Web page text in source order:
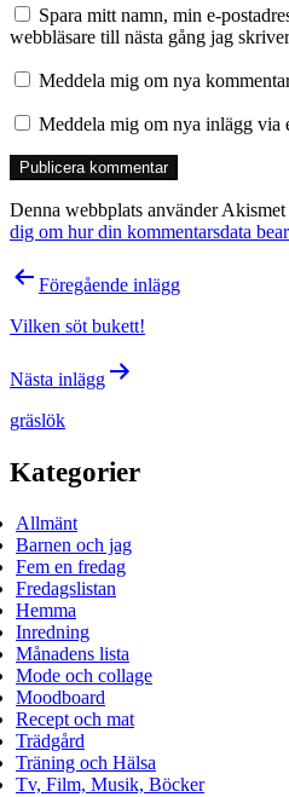
Spara mitt namn, min e-
webbläsare till nästa gång jag
Meddela mig om nya
Meddela mig om nya inlägg via
Denna webbplats använder
dig om hur din kommentarsdata
Inläggsnavigering
Föregående inlägg
Vilken söt bukett!
Nästa inlägg
gräslök
Kategorier
Allmänt
Barnen och jag
Fem en fredag
Fredagslistan
Hemma
Inredning
Månadens lista
Mode och collage
Moodboard
Recept och mat
Trädgård
Träning och Hälsa
Tv, Film, Musik, Böcker